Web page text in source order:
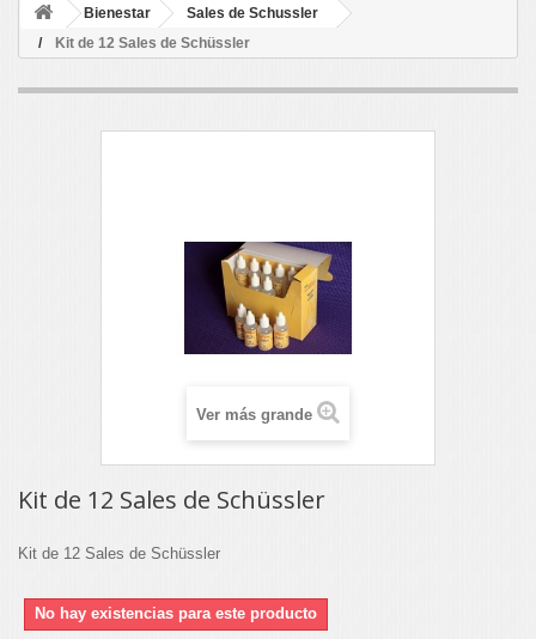
Bienestar
Sales de Schussler
Kit de 12 Sales de Schüssler
Ver más grande
Kit de 12 Sales de Schüssler
Kit de 12 Sales de Schüssler
No hay existencias para este producto